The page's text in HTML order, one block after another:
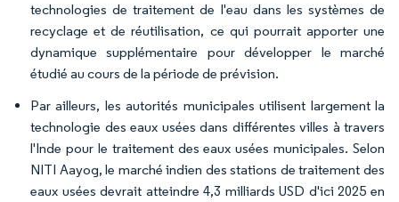
technologies de traitement de l'eau dans les systèmes de
recyclage et de réutilisation, ce qui pourrait apporter une
dynamique supplémentaire pour développer le marché
étudié au cours de la période de prévision.
Par ailleurs, les autorités municipales utilisent largement la
technologie des eaux usées dans différentes villes à travers
l'Inde pour le traitement des eaux usées municipales. Selon
NITI Aayog, le marché indien des stations de traitement des
eaux usées devrait atteindre 4,3 milliards USD d'ici 2025 en